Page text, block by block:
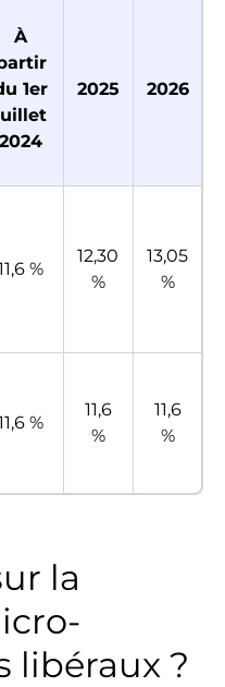
À
1er
2024
2025 2026
%
12,30
%
13,05
%
%
11,6
%
11,6
%
la
libéraux ?